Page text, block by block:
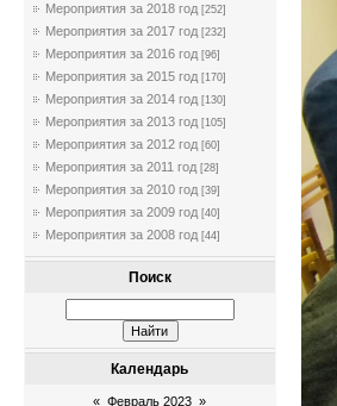
Мероприятия за 2018 год [252]
Мероприятия за 2017 год [232]
Мероприятия за 2016 год [96]
Мероприятия за 2015 год [170]
Мероприятия за 2014 год [130]
Мероприятия за 2013 год [105]
Мероприятия за 2012 год [60]
Мероприятия за 2011 год [28]
Мероприятия за 2010 год [39]
Мероприятия за 2009 год [40]
Мероприятия за 2008 год [44]
Поиск
Календарь
« Февраль 2023 »